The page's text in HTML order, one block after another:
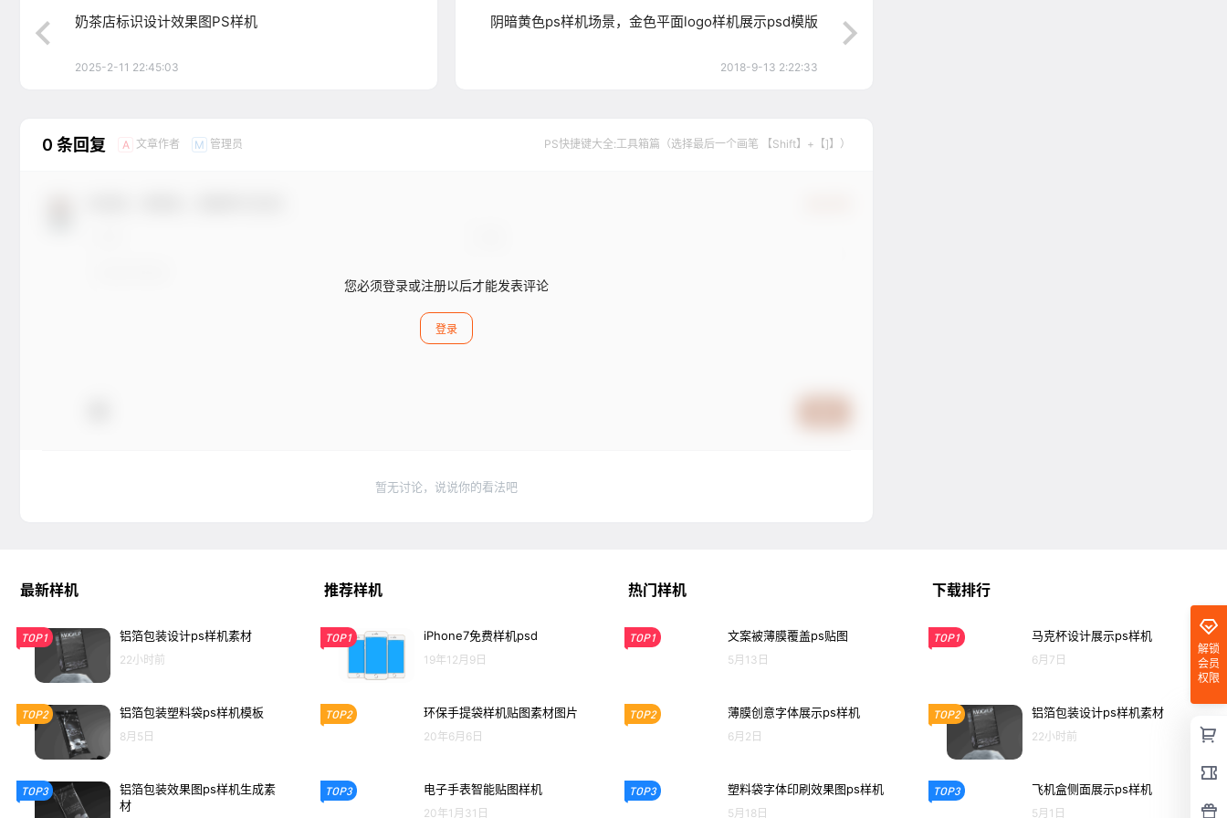
奶茶店标识设计效果图PS样机
2025-2-11 22:45:03
阴暗黄色ps样机场景，金色平面logo样机展示psd模版
2018-9-13 2:22:33
0 条回复 A 文章作者 M 管理员 PS快捷键大全:工具箱篇（选择最后一个画笔 【Shift】+【]】）
您必须登录或注册以后才能发表评论
登录
暂无讨论，说说你的看法吧
解锁
会员
权限
最新样机
TOP1 铝箔包装设计ps样机素材
22小时前
TOP2 铝箔包装塑料袋ps样机模板
8月5日
TOP3
铝箔包装效果图ps样机生成素
材
推荐样机
TOP1 iPhone7免费样机psd
19年12月9日
TOP2 环保手提袋样机贴图素材图片
20年6月6日
TOP3 电子手表智能贴图样机
20年1月31日
热门样机
TOP1 文案被薄膜覆盖ps贴图
5月13日
TOP2 薄膜创意字体展示ps样机
6月2日
TOP3 塑料袋字体印刷效果图ps样机
5月18日
下载排行
TOP1 马克杯设计展示ps样机
6月7日
TOP2 铝箔包装设计ps样机素材
22小时前
TOP3 飞机盒侧面展示ps样机
5月1日